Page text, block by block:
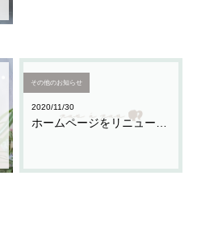
その他のお知らせ
2020/11/30